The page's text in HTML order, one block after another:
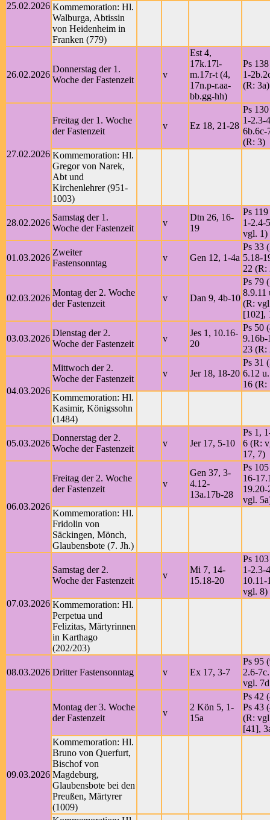
25.02.2026 Kommemoration: Hl.
Walburga, Abtissin
von Heidenheim in
Franken (779)
26.02.2026
Donnerstag der 1.
Woche der Fastenzeit
v
Est 4,
17k.17l-
m.17r-t (4,
17n.p-r.aa-
bb.gg-hh)
Ps
1-
(R: 3a)
27.02.2026
Freitag der 1. Woche
der Fastenzeit
v Ez 18, 21-28
Ps
1-2.3-
6b.6c-
(R: 3)
Kommemoration: Hl.
Gregor von Narek,
Abt und
Kirchenlehrer (951-
1003)
28.02.2026
Samstag der 1.
Woche der Fastenzeit
v
Dtn 26, 16-
19
Ps
1-2.4-
vgl. 1)
01.03.2026
Zweiter
Fastensonntag
v Gen 12, 1-4a
Ps 33
5.18-
22 (R:
02.03.2026
Montag der 2. Woche
der Fastenzeit
v Dan 9, 4b-10
Ps 79
8.9.11
(R:
[102],
03.03.2026
Dienstag der 2.
Woche der Fastenzeit
v
Jes 1, 10.16-
20
Ps 50
9.16b-
23 (R:
04.03.2026
Mittwoch der 2.
Woche der Fastenzeit
v Jer 18, 18-20
Ps 31
6.12
16 (R:
Kommemoration: Hl.
Kasimir, Königssohn
(1484)
05.03.2026
Donnerstag der 2.
Woche der Fastenzeit
v Jer 17, 5-10
Ps 1,
6 (R:
17, 7)
06.03.2026
Freitag der 2. Woche
der Fastenzeit
v
Gen 37, 3-
4.12-
13a.17b-28
Ps
16-
vgl.
Kommemoration: Hl.
Fridolin von
Säckingen, Mönch,
Glaubensbote (7. Jh.)
07.03.2026
Samstag der 2.
Woche der Fastenzeit
v
Mi 7, 14-
15.18-20
Ps
1-2.3-
10.11-
vgl. 8)
Kommemoration: Hl.
Perpetua und
Felizitas, Märtyrinnen
in Karthago
(202/203)
08.03.2026 Dritter Fastensonntag v Ex 17, 3-7
Ps 95
2.6-
vgl.
09.03.2026
Montag der 3. Woche
der Fastenzeit
v
2 Kön 5, 1-
15a
Ps 42
Ps 43
(R:
[41],
Kommemoration: Hl.
Bruno von Querfurt,
Bischof von
Magdeburg,
Glaubensbote bei den
Preußen, Märtyrer
(1009)